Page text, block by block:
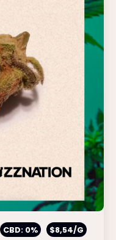
CBD: 0% $8,54/G